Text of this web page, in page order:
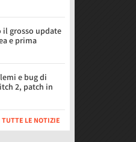
il grosso update
e prima
e bug di
2, patch in
TUTTE LE NOTIZIE